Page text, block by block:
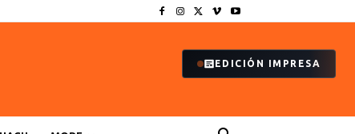
EDICIÓN IMPRESA